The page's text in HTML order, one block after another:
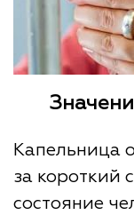
Капельница
за короткий
состояние